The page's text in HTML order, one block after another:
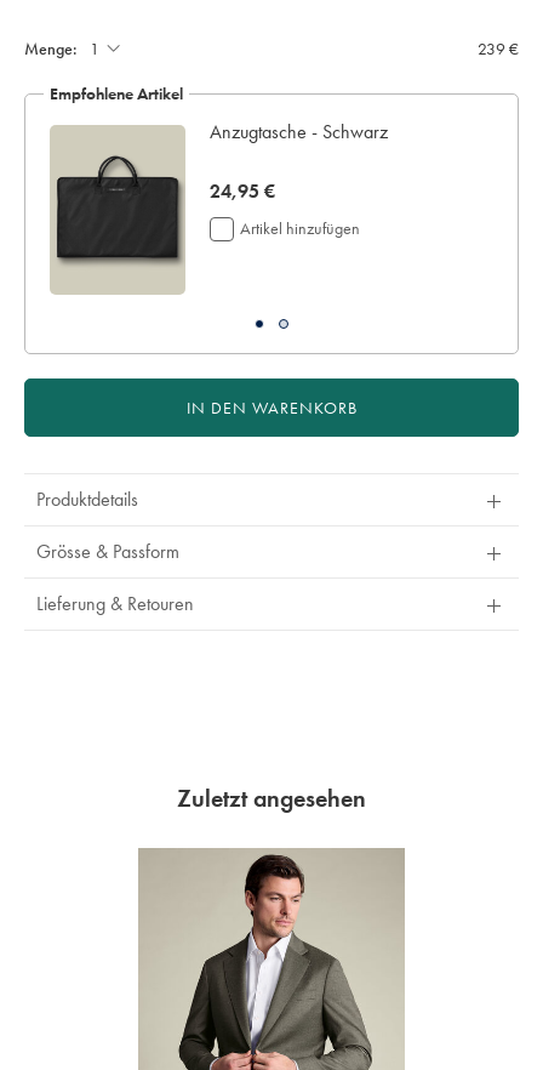
Menge: 239 €
Empfohlene Artikel
Anzugtasche - Schwarz
now
24,95
€
24,95 €
Artikel hinzufügen
IN DEN WARENKORB
Produktdetails
Grösse & Passform
Lieferung & Retouren
Zuletzt angesehen